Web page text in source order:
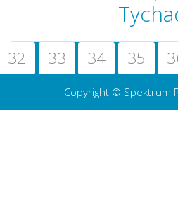
32 33 34 35
Copyright © Spektrum